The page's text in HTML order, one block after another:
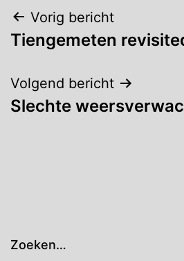
Bericht
navigatie
Vorig bericht
Tiengemeten
Volgend bericht
Slechte
Zoeken…